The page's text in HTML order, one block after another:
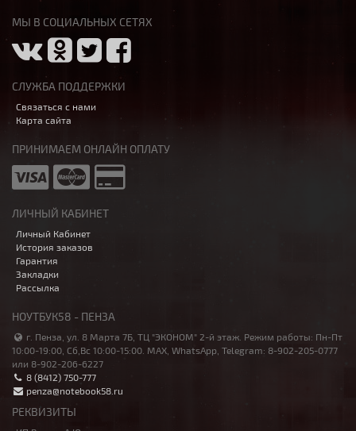
МЫ В СОЦИАЛЬНЫХ СЕТЯХ
СЛУЖБА ПОДДЕРЖКИ
Связаться с нами
Карта сайта
ПРИНИМАЕМ ОНЛАЙН ОПЛАТУ
ЛИЧНЫЙ КАБИНЕТ
Личный Кабинет
История заказов
Гарантия
Закладки
Рассылка
НОУТБУК58 - ПЕНЗА
г. Пенза, ул. 8 Марта 7Б, ТЦ "ЭКОНОМ" 2-й этаж. Режим работы: Пн-Пт
10:00-19:00, Сб,Вс 10:00-15:00. MAX, WhatsApp, Telegram: 8-902-205-0777
или 8-902-206-6227
8 (8412) 750-777
penza@notebook58.ru
РЕКВИЗИТЫ